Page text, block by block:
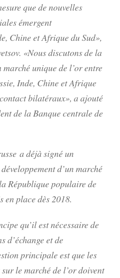
que de nouvelles
émergent
Chine et Afrique du Sud»,
«Nous discutons de la
unique de l’or entre
Inde, Chine et Afrique
bilatéraux», a ajouté
de la Banque centrale de
a déjà signé un
d’un marché
République populaire de
en place dès 2018.
qu’il est nécessaire de
d’échange et de
principale est que les
le marché de l’or doivent